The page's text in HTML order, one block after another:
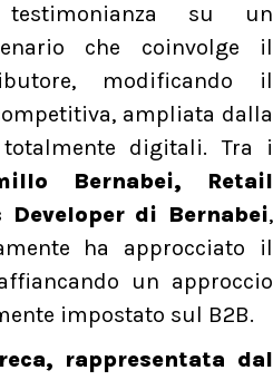
su un
che coinvolge il
modificando il
ampliata dalla
digitali. Tra i
Bernabei, Retail
di Bernabei,
ha approcciato il
un approccio
impostato sul B2B.
rappresentata dal